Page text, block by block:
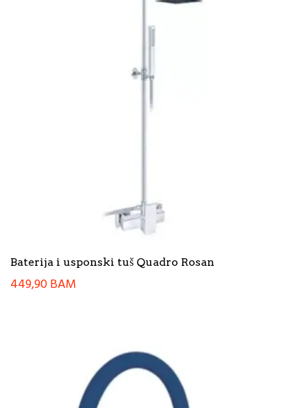
Baterija i usponski tuš Quadro Rosan
449,90BAM